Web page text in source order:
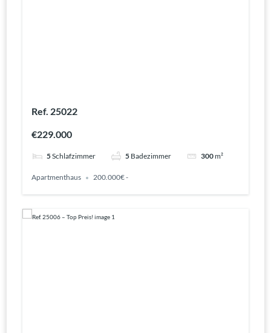
Ref. 25022
€229.000
5Schlafzimmer 5 Badezimmer 300m²
Apartmenthaus 200.000€ -